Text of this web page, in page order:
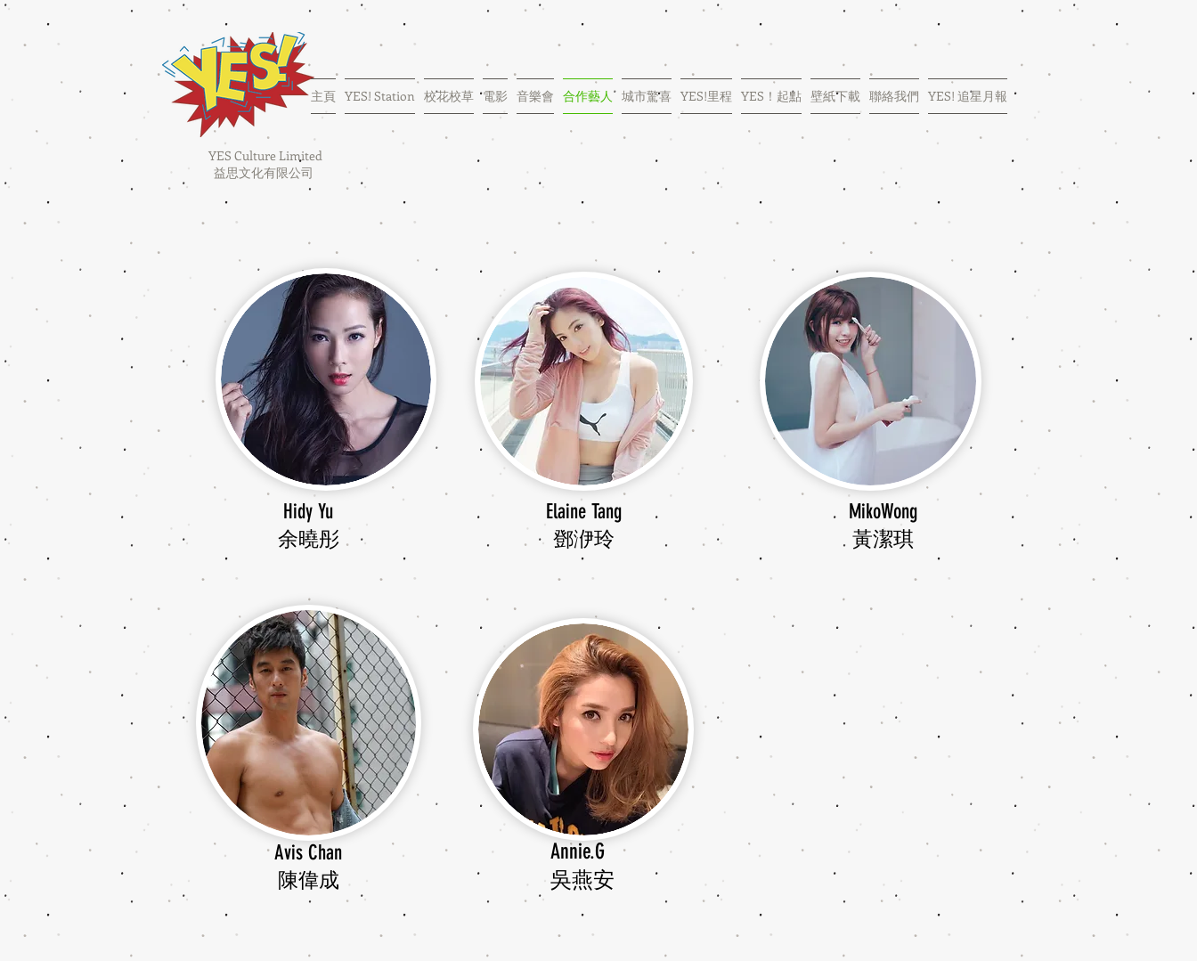
YES Culture Limited
益思文化有限公司
主頁 YES! Station 校花校草 電影 音樂會 合作藝人 城市驚喜 YES!里程 YES！起點 壁紙下載 聯絡我們 YES! 追星月報
Hidy Yu
余曉彤
Elaine Tang
鄧洢玲
MikoWong
​黃潔琪
Avis Chan
​陳偉成
Annie.G
​吳燕安